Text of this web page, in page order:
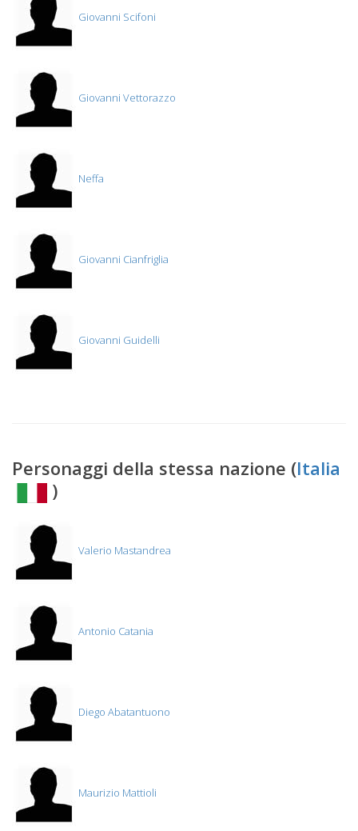
Giovanni Scifoni
Giovanni Vettorazzo
Neffa
Giovanni Cianfriglia
Giovanni Guidelli
Personaggi della stessa nazione (Italia
)
Valerio Mastandrea
Antonio Catania
Diego Abatantuono
Maurizio Mattioli